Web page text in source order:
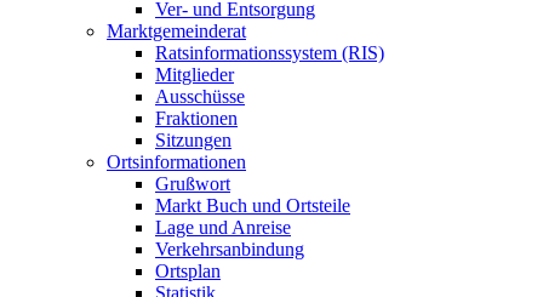
Ver- und Entsorgung
Marktgemeinderat
Ratsinformationssystem (RIS)
Mitglieder
Ausschüsse
Fraktionen
Sitzungen
Ortsinformationen
Grußwort
Markt Buch und Ortsteile
Lage und Anreise
Verkehrsanbindung
Ortsplan
Statistik